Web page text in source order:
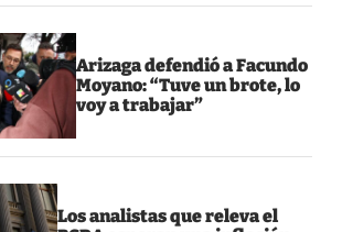
Arizaga defendió a Facundo
Moyano: “Tuve un brote, lo
voy a trabajar”
Los analistas que releva el